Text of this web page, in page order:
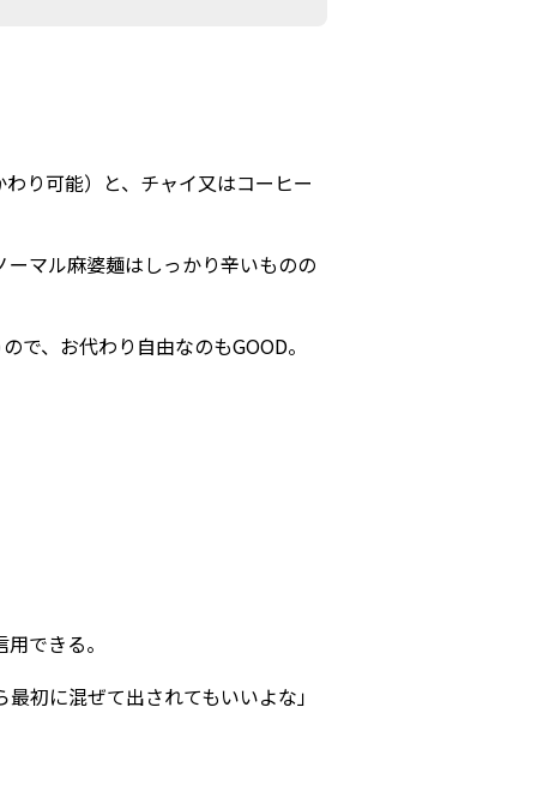
り可能）と、チャイ又はコーヒー
マル麻婆麺はしっかり辛いものの
で、お代わり自由なのもGOOD。
できる。
初に混ぜて出されてもいいよな」